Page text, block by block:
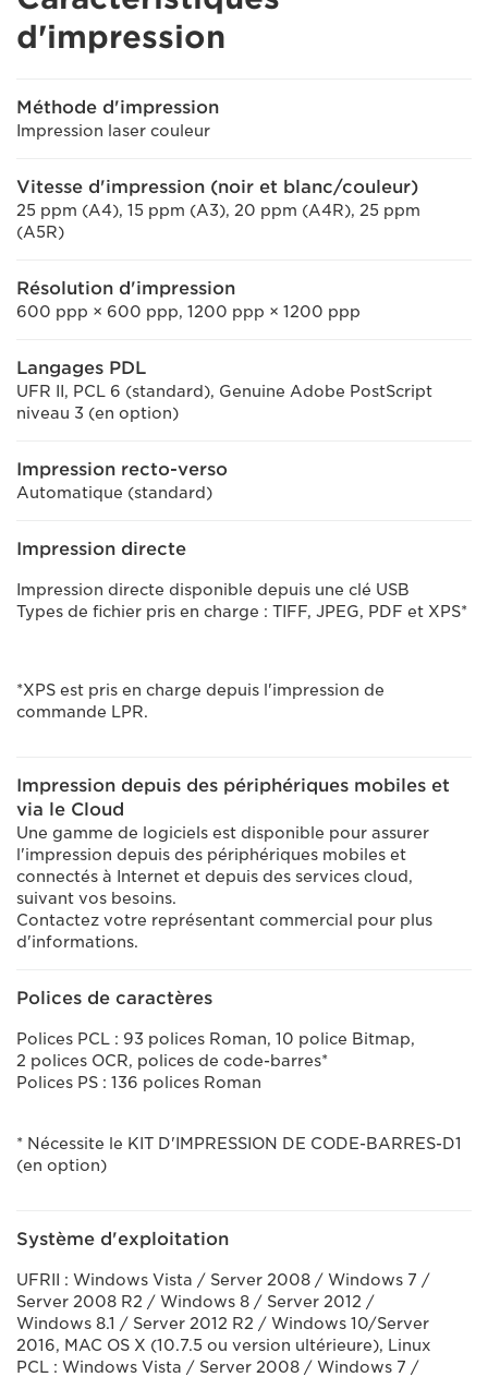
d'impression
Méthode d'impression
Impression laser couleur
Vitesse d'impression (noir et blanc/couleur)
25 ppm (A4), 15 ppm (A3), 20 ppm (A4R), 25 ppm
(A5R)
Résolution d'impression
600 ppp × 600 ppp, 1200 ppp × 1200 ppp
Langages PDL
UFR II, PCL 6 (standard), Genuine Adobe PostScript
niveau 3 (en option)
Impression recto-verso
Automatique (standard)
Impression directe
Impression directe disponible depuis une clé USB
Types de fichier pris en charge : TIFF, JPEG, PDF et XPS*
*XPS est pris en charge depuis l'impression de
commande LPR.
Impression depuis des périphériques mobiles et
via le Cloud
Une gamme de logiciels est disponible pour assurer
l'impression depuis des périphériques mobiles et
connectés à Internet et depuis des services cloud,
suivant vos besoins.
Contactez votre représentant commercial pour plus
d'informations.
Polices de caractères
Polices PCL : 93 polices Roman, 10 police Bitmap,
2 polices OCR, polices de code-barres*
Polices PS : 136 polices Roman
* Nécessite le KIT D'IMPRESSION DE CODE-BARRES-D1
(en option)
Système d'exploitation
UFRII : Windows Vista / Server 2008 / Windows 7 /
Server 2008 R2 / Windows 8 / Server 2012 /
Windows 8.1 / Server 2012 R2 / Windows 10/Server
2016, MAC OS X (10.7.5 ou version ultérieure), Linux
PCL : Windows Vista / Server 2008 / Windows 7 /